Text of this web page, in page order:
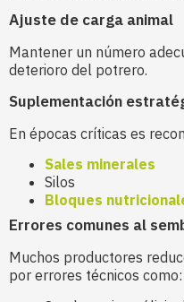
Ajuste de carga animal
Mantener un número
deterioro del potrero.
Suplementación
En épocas críticas es
Sales minerales
Silos
Bloques
Errores comunes al
Muchos productores
por errores técnicos como: